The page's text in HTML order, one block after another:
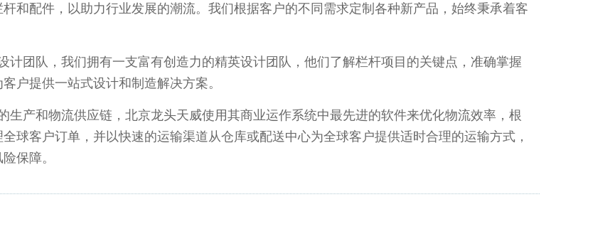
和配件，以助力行业发展的潮流。我们根据客户的不同需求定制各种新产品，始终秉承着客
团队，我们拥有一支富有创造力的精英设计团队，他们了解栏杆项目的关键点，准确掌握
户提供一站式设计和制造解决方案。
产和物流供应链，北京龙头天威使用其商业运作系统中最先进的软件来优化物流效率，根
球客户订单，并以快速的运输渠道从仓库或配送中心为全球客户提供适时合理的运输方式，
保障。